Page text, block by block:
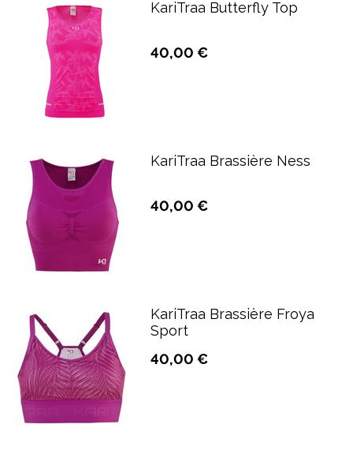
KariTraa Butterfly Top
40,00 €
KariTraa Brassière Ness
40,00 €
KariTraa Brassière Froya
Sport
40,00 €